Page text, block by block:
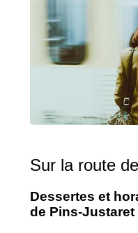
Sur la route
Dessertes et
de Pins-Justaret